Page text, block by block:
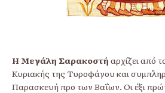
Η Μεγάλη Σαρακοστή αρχίζει από
Κυριακής της Τυροφάγου και
Παρασκευή προ των Βαΐων. Οι έξι